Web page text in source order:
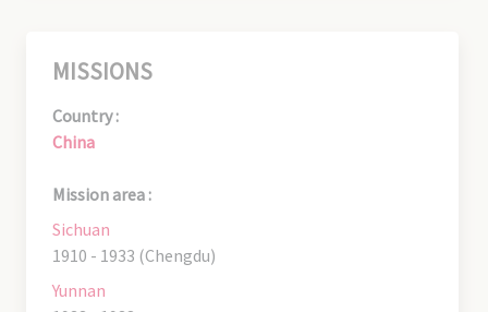
MISSIONS
Country :
China
Mission area :
Sichuan
1910 - 1933 (Chengdu)
Yunnan